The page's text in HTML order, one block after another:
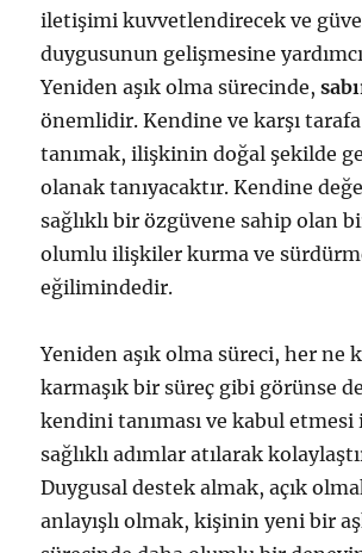
iletişimi kuvvetlendirecek ve
duygusunun gelişmesine
Yeniden aşık olma sürecinde,
önemlidir. Kendine ve karşı
tanımak, ilişkinin doğal şekilde
olanak tanıyacaktır. Kendine
sağlıklı bir özgüvene sahip olan
olumlu ilişkiler kurma ve
eğilimindedir.
Yeniden aşık olma süreci, her ne
karmaşık bir süreç gibi görünse
kendini tanıması ve kabul etmesi
sağlıklı adımlar atılarak
Duygusal destek almak, açık
anlayışlı olmak, kişinin yeni bir